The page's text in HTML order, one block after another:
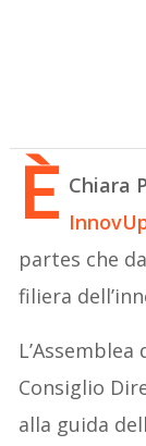
È Chiara
partes che
filiera
Consiglio
alla guida